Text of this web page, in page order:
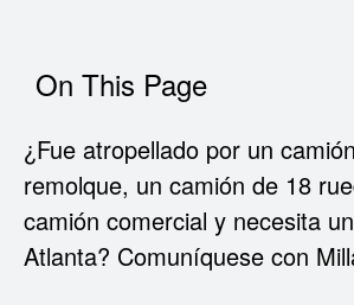
On This Page
¿Fue atropellado por un
remolque, un camión de 18
camión comercial y necesita
Atlanta? Comuníquese con